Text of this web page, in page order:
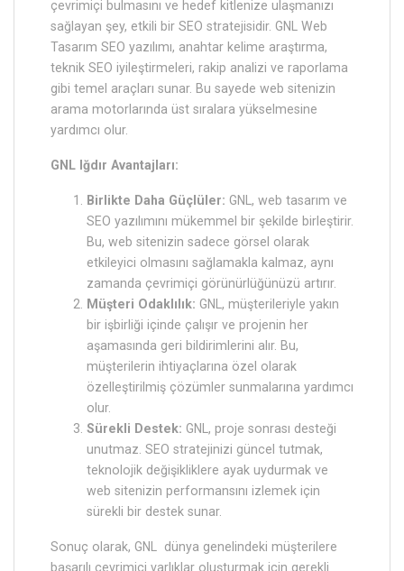
çevrimiçi bulmasını ve hedef kitlenize ulaşmanızı
sağlayan şey, etkili bir SEO stratejisidir. GNL Web
Tasarım SEO yazılımı, anahtar kelime araştırma,
teknik SEO iyileştirmeleri, rakip analizi ve raporlama
gibi temel araçları sunar. Bu sayede web sitenizin
arama motorlarında üst sıralara yükselmesine
yardımcı olur.
GNL Iğdır Avantajları:
Birlikte Daha Güçlüler: GNL, web tasarım ve
SEO yazılımını mükemmel bir şekilde birleştirir.
Bu, web sitenizin sadece görsel olarak
etkileyici olmasını sağlamakla kalmaz, aynı
zamanda çevrimiçi görünürlüğünüzü artırır.
Müşteri Odaklılık: GNL, müşterileriyle yakın
bir işbirliği içinde çalışır ve projenin her
aşamasında geri bildirimlerini alır. Bu,
müşterilerin ihtiyaçlarına özel olarak
özelleştirilmiş çözümler sunmalarına yardımcı
olur.
Sürekli Destek: GNL, proje sonrası desteği
unutmaz. SEO stratejinizi güncel tutmak,
teknolojik değişikliklere ayak uydurmak ve
web sitenizin performansını izlemek için
sürekli bir destek sunar.
Sonuç olarak, GNL dünya genelindeki müşterilere
başarılı çevrimiçi varlıklar oluşturmak için gerekli